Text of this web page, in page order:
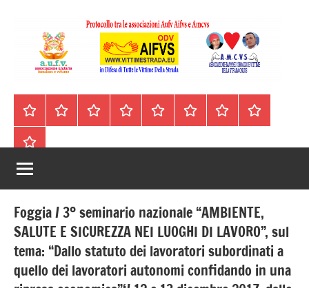
contenuto
A.I.F.V.S.
–
Associazione
Italiana
Familiari
e
Vittime
difesa
di
tutte
vittime
della
strada
HomepageSegnalazioni
Nord
Centro
Sud
ContattiIncidenti
Il
Archivio
Foggia / 3º seminario nazionale “AMBIENTE,
SALUTE E SICUREZZA NEI LUOGHI DI LAVORO”, sul
tema: “Dallo statuto dei lavoratori subordinati a
quello dei lavoratori autonomi confidando in una